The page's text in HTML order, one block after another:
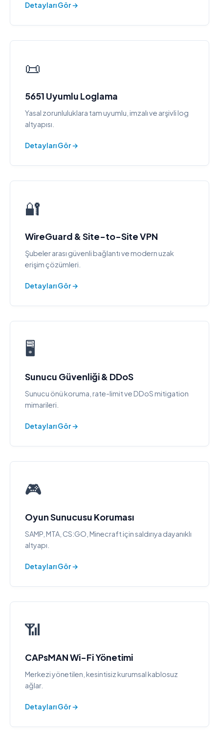
Detayları Gör →
📜
5651 Uyumlu Loglama
Yasal zorunluluklara tam uyumlu, imzalı ve arşivli log
altyapısı.
Detayları Gör →
🔐
WireGuard & Site-to-Site VPN
Şubeler arası güvenli bağlantı ve modern uzak
erişim çözümleri.
Detayları Gör →
🖥️
Sunucu Güvenliği & DDoS
Sunucu önü koruma, rate-limit ve DDoS mitigation
mimarileri.
Detayları Gör →
🎮
Oyun Sunucusu Koruması
SAMP, MTA, CS:GO, Minecraft için saldırıya dayanıklı
altyapı.
Detayları Gör →
📶
CAPsMAN Wi-Fi Yönetimi
Merkezi yönetilen, kesintisiz kurumsal kablosuz
ağlar.
Detayları Gör →